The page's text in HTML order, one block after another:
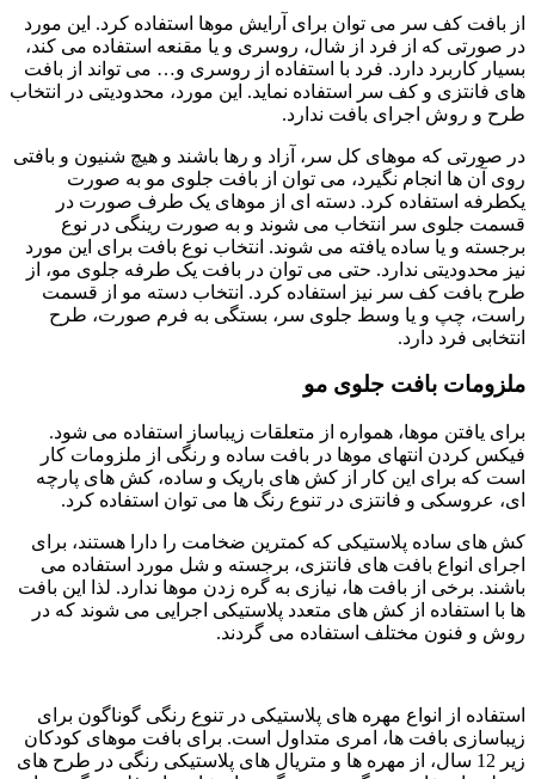
از بافت کف سر می‌ توان برای آرایش موها استفاده کرد. این مورد
در صورتی که از فرد از شال، روسری و یا مقنعه استفاده می‌ کند،
بسیار کاربرد دارد. فرد با استفاده از روسری و… می‌ تواند از بافت
های فانتزی و کف سر استفاده نماید. این مورد، محدودیتی در انتخاب
طرح و روش اجرای بافت ندارد.
در صورتی که موهای کل سر، آزاد و رها باشند و هیچ شنیون و بافتی
روی آن ها انجام نگیرد، می‌ توان از بافت جلوی مو به صورت
یکطرفه استفاده کرد. دسته ای از موهای یک طرف صورت در
قسمت جلوی سر انتخاب می شوند و به صورت رینگی در نوع
برجسته و یا ساده یافته می‌ شوند. انتخاب نوع بافت برای این مورد
نیز محدودیتی ندارد. حتی می‌ توان در بافت یک طرفه جلوی مو، از
طرح بافت کف سر نیز استفاده کرد. انتخاب دسته مو از قسمت
راست، چپ و یا وسط جلوی سر، بستگی به فرم صورت، طرح
انتخابی فرد دارد.
ملزومات بافت جلوی مو
برای یافتن موها، همواره از متعلقات زیباساز استفاده می‌ شود.
فیکس کردن انتهای موها در بافت ساده و رنگی از ملزومات کار
است که برای این کار از کش های باریک و ساده، کش های پارچه
ای، عروسکی و فانتزی در تنوع رنگ ها می‌ توان استفاده کرد.
کش های ساده پلاستیکی که کمترین ضخامت را دارا هستند، برای
اجرای انواع بافت های فانتزی، برجسته و شل مورد استفاده می‌
باشند. برخی از بافت ها، نیازی به گره زدن موها ندارد. لذا این بافت
ها با استفاده از کش های متعدد پلاستیکی اجرایی می‌ شوند که در
روش و فنون مختلف استفاده می گردند.
استفاده از انواع مهره های پلاستیکی در تنوع رنگی گوناگون برای
زیباسازی بافت ها، امری متداول است. برای بافت موهای کودکان
زیر 12 سال، از مهره ها و متریال های پلاستیکی رنگی در طرح های